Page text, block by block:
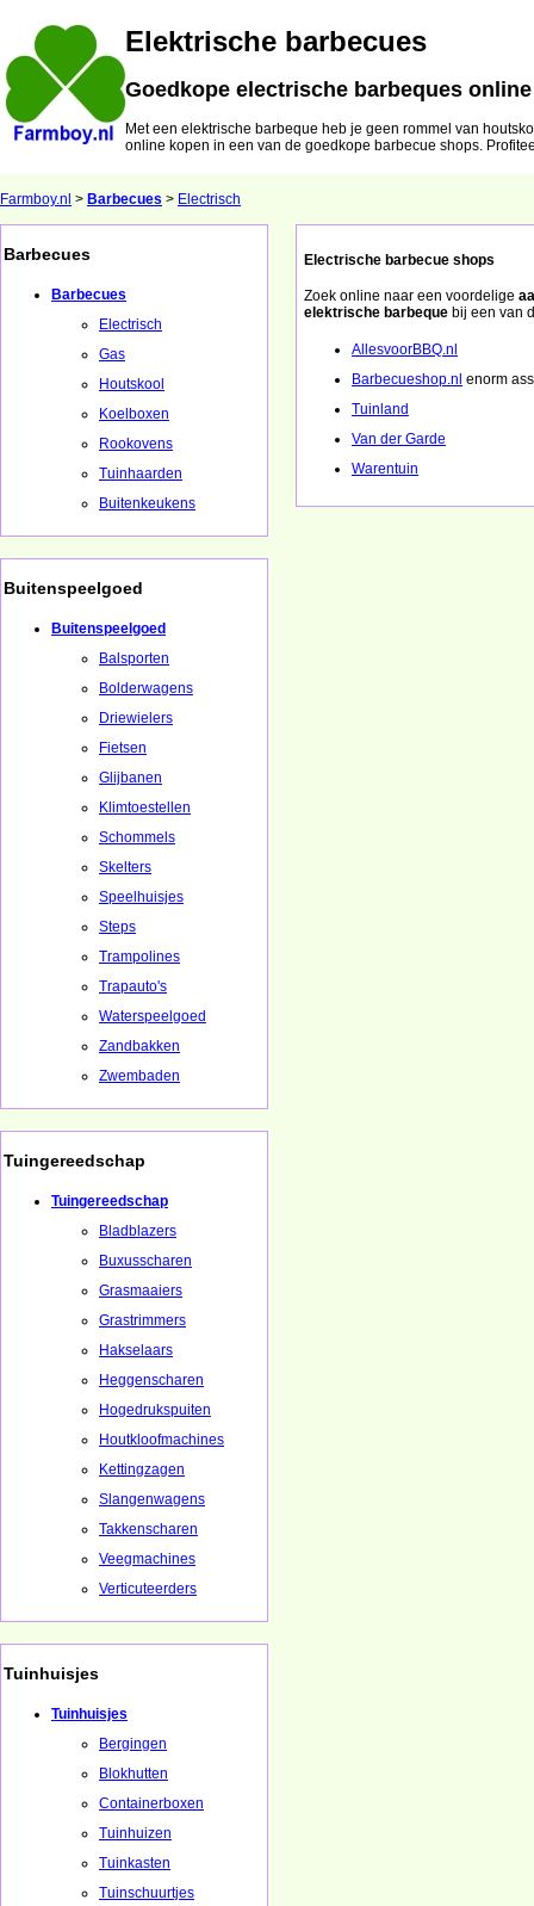
Elektrische barbecues
Goedkope electrische barbeques
Met een elektrische barbeque heb je geen rommel van
online kopen in een van de goedkope barbecue shops.
Farmboy.nl > Barbecues > Electrisch
Barbecues
Barbecues
Electrisch
Gas
Houtskool
Koelboxen
Rookovens
Tuinhaarden
Buitenkeukens
Buitenspeelgoed
Buitenspeelgoed
Balsporten
Bolderwagens
Driewielers
Fietsen
Glijbanen
Klimtoestellen
Schommels
Skelters
Speelhuisjes
Steps
Trampolines
Trapauto's
Waterspeelgoed
Zandbakken
Zwembaden
Tuingereedschap
Tuingereedschap
Bladblazers
Buxusscharen
Grasmaaiers
Grastrimmers
Hakselaars
Heggenscharen
Hogedrukspuiten
Houtkloofmachines
Kettingzagen
Slangenwagens
Takkenscharen
Veegmachines
Verticuteerders
Tuinhuisjes
Tuinhuisjes
Bergingen
Blokhutten
Containerboxen
Tuinhuizen
Tuinkasten
Tuinschuurtjes
Electrische barbecue shops
Zoek online naar een voordelige
elektrische barbeque bij een van
AllesvoorBBQ.nl
Barbecueshop.nl enorm
Tuinland
Van der Garde
Warentuin